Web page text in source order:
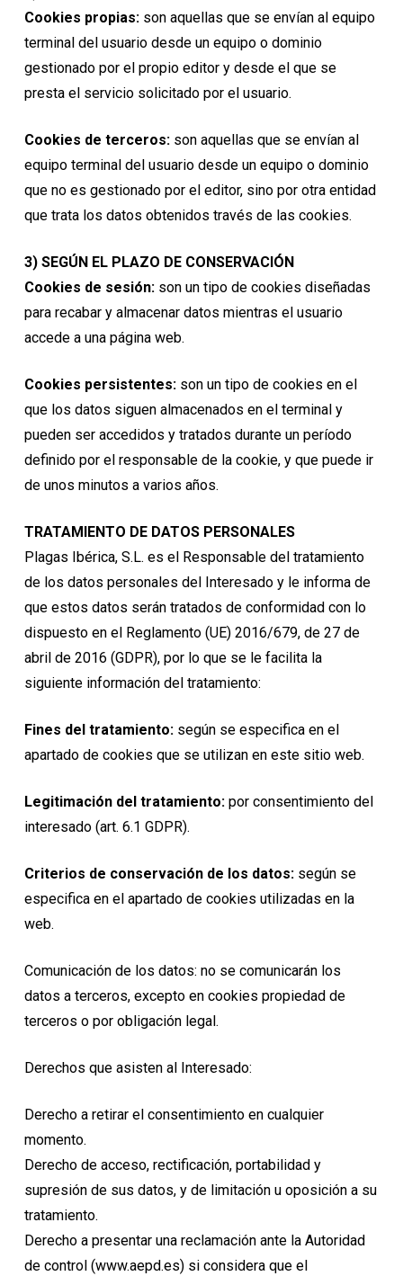
Cookies propias:son aquellas que se envían al equipo
terminal del usuario desde un equipo o dominio
gestionado por el propio editor y desde el que se
presta el servicio solicitado por el usuario.
Cookies de terceros:son aquellas que se envían al
equipo terminal del usuario desde un equipo o dominio
que no es gestionado por el editor, sino por otra entidad
que trata los datos obtenidos través de las cookies.
3) SEGÚN EL PLAZO DE CONSERVACIÓN
Cookies de sesión:son un tipo de cookies diseñadas
para recabar y almacenar datos mientras el usuario
accede a una página web.
Cookies persistentes:son un tipo de cookies en el
que los datos siguen almacenados en el terminal y
pueden ser accedidos y tratados durante un período
definido por el responsable de la cookie, y que puede ir
de unos minutos a varios años.
TRATAMIENTO DE DATOS PERSONALES
Plagas Ibérica, S.L. es el Responsable del tratamiento
de los datos personales del Interesado y le informa de
que estos datos serán tratados de conformidad con lo
dispuesto en el Reglamento (UE) 2016/679, de 27 de
abril de 2016 (GDPR), por lo que se le facilita la
siguiente información del tratamiento:
Fines del tratamiento:según se especifica en el
apartado de cookies que se utilizan en este sitio web.
Legitimación del tratamiento:por consentimiento del
interesado (art. 6.1 GDPR).
Criterios de conservación de los datos:según se
especifica en el apartado de cookies utilizadas en la
web.
Comunicación de los datos: no se comunicarán los
datos a terceros, excepto en cookies propiedad de
terceros o por obligación legal.
Derechos que asisten al Interesado:
Derecho a retirar el consentimiento en cualquier
momento.
Derecho de acceso, rectificación, portabilidad y
supresión de sus datos, y de limitación u oposición a su
tratamiento.
Derecho a presentar una reclamación ante la Autoridad
de control (www.aepd.es) si considera que el